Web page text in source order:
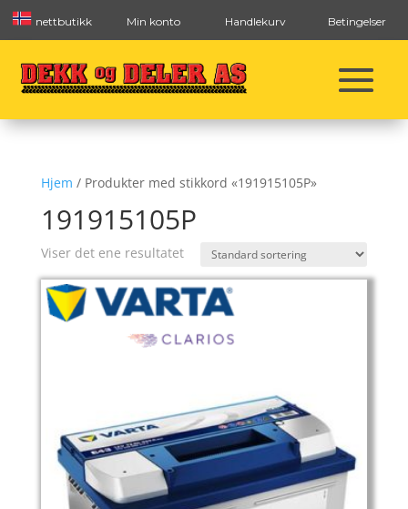
nettbutikk Min konto Handlekurv Betingelser
Hjem / Produkter med stikkord «191915105P»
191915105P
Viser det ene resultatet